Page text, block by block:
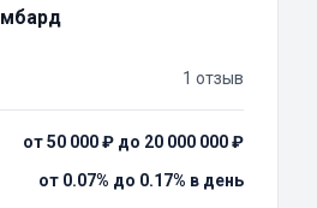
1 отзыв
от 50 000 ₽ до 20 000 000 ₽
от 0.07% до 0.17% в день